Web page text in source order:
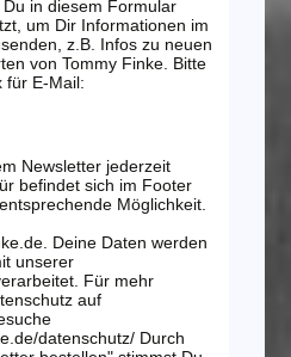
in diesem Formular
um Dir Informationen im
z.B. Infos zu neuen
von Tommy Finke. Bitte
für E-Mail:
Newsletter jederzeit
befindet sich im Footer
Möglichkeit.
Deine Daten werden
unserer
Für mehr
auf
datenschutz/ Durch